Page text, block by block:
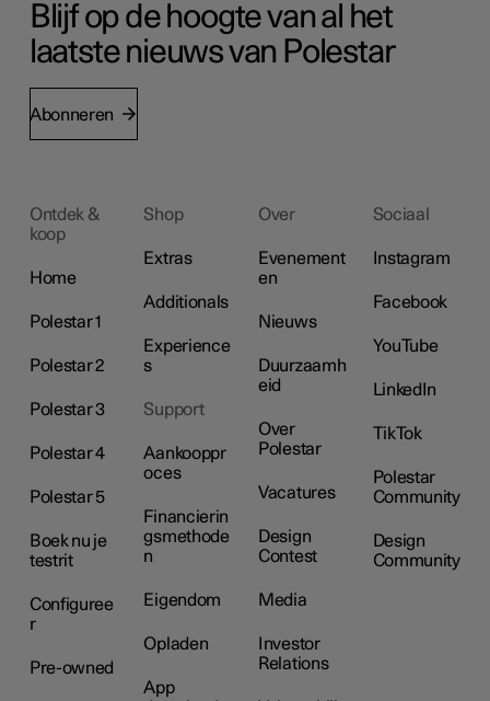
Blijf op de hoogte van al het
laatste nieuws van Polestar
Abonneren
Ontdek &
koop
Home
Polestar 1
Polestar 2
Polestar 3
Polestar 4
Polestar 5
Boek nu je
testrit
Configuree
r
Pre-owned
Shop
Extras
Additionals
Experience
s
Support
Aankooppr
oces
Financierin
gsmethode
n
Eigendom
Opladen
App
Over
Evenement
en
Nieuws
Duurzaamh
eid
Over
Polestar
Vacatures
Design
Contest
Media
Investor
Relations
Sociaal
Instagram
Facebook
YouTube
LinkedIn
TikTok
Polestar
Community
Design
Community